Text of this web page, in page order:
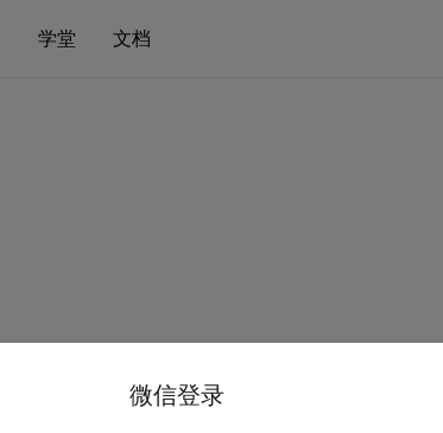
学堂 文档
微信登录